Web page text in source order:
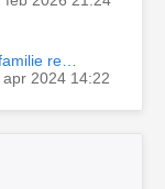
re…
apr 2024 14:22